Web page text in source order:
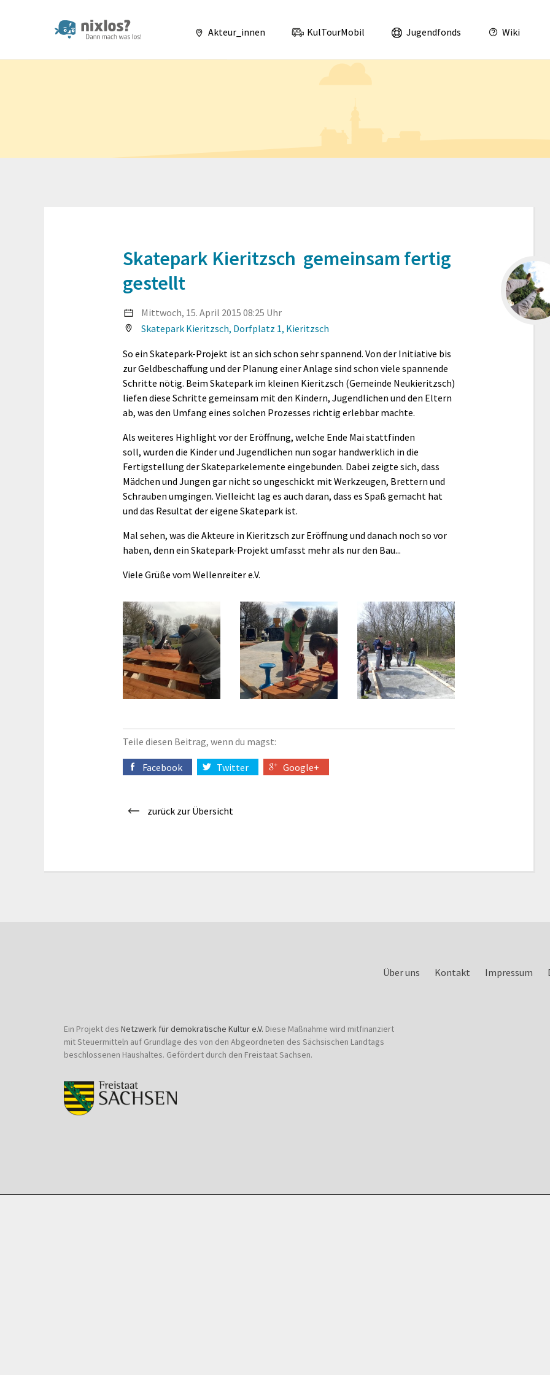
nixlos? Dann mach was los im Landkreis Leipzig und Nordsachsen!
Akteur_innen KulTourMobil Jugendfonds Wiki
Skatepark Kieritzsch gemeinsam fertig
gestellt
Mittwoch, 15. April 2015 08:25 Uhr
Skatepark Kieritzsch, Dorfplatz 1, Kieritzsch
So ein Skatepark-Projekt ist an sich schon sehr spannend. Von der Initiative bis
zur Geldbeschaffung und der Planung einer Anlage sind schon viele spannende
Schritte nötig. Beim Skatepark im kleinen Kieritzsch (Gemeinde Neukieritzsch)
liefen diese Schritte gemeinsam mit den Kindern, Jugendlichen und den Eltern
ab, was den Umfang eines solchen Prozesses richtig erlebbar machte.
Als weiteres Highlight vor der Eröffnung, welche Ende Mai stattfinden
soll, wurden die Kinder und Jugendlichen nun sogar handwerklich in die
Fertigstellung der Skateparkelemente eingebunden. Dabei zeigte sich, dass
Mädchen und Jungen gar nicht so ungeschickt mit Werkzeugen, Brettern und
Schrauben umgingen. Vielleicht lag es auch daran, dass es Spaß gemacht hat
und das Resultat der eigene Skatepark ist.
Mal sehen, was die Akteure in Kieritzsch zur Eröffnung und danach noch so vor
haben, denn ein Skatepark-Projekt umfasst mehr als nur den Bau...
Viele Grüße vom Wellenreiter e.V.
Teile diesen Beitrag, wenn du magst:
Facebook Twitter Google+
zurück zur Übersicht
Über uns Kontakt Impressum
Ein Projekt des Netzwerk für demokratische Kultur e.V. Diese Maßnahme wird mitfinanziert
mit Steuermitteln auf Grundlage des von den Abgeordneten des Sächsischen Landtags
beschlossenen Haushaltes. Gefördert durch den Freistaat Sachsen.